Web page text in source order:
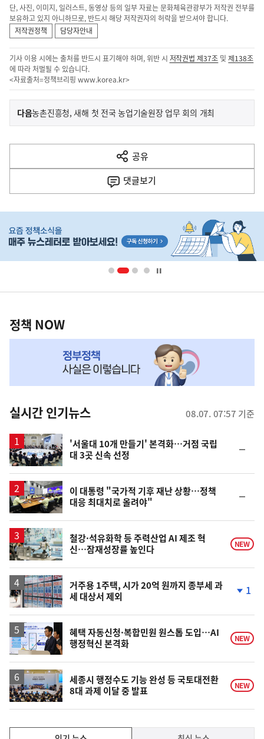
단, 사진, 이미지, 일러스트, 동영상 등의 일부 자료는 문화체육관광부가 저작권 전부를
보유하고 있지 아니하므로, 반드시 해당 저작권자의 허락을 받으셔야 합니다.
저작권정책
담당자안내
기사 이용 시에는 출처를 반드시 표기해야 하며, 위반 시 저작권법 제37조 및제138조
에 따라 처벌될 수 있습니다.
<자료출처=정책브리핑 www.korea.kr>
이
전
다
음
다음기
사
농촌진흥청, 새해 첫 전국 농업기술원장 업무 회의 개최
공유
열
기
댓글보기
단
영
책
NOW,
뉴
스
정책 NOW
실시간 인기뉴스 08.07. 07:57 기준
'서울대 10개 만들기' 본격화…거점 국립
대 3곳 신속 선정
일
이 대통령 "국가적 기후 재난 상황…정책
대응 최대치로 올려야"
일
철강·석유화학 등 주력산업 AI 제조 혁
신…잠재성장률 높인다
NEW
거주용 1주택, 시가 20억 원까지 종부세 과
세 대상서 제외
하
락
1
혜택 자동신청·복합민원 원스톱 도입…AI
행정혁신 본격화
NEW
세종시 행정수도 기능 완성 등 국토대전환
8대 과제 이달 중 발표
NEW